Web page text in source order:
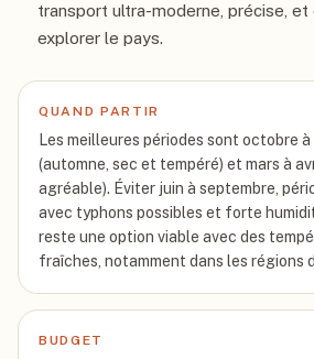
transport ultra-moderne, précise, et
explorer le pays.
QUAND PARTIR
Les meilleures périodes sont octobre à
(automne, sec et tempéré) et mars à
agréable). Éviter juin à septembre,
avec typhons possibles et forte
reste une option viable avec des
fraîches, notamment dans les régions
BUDGET